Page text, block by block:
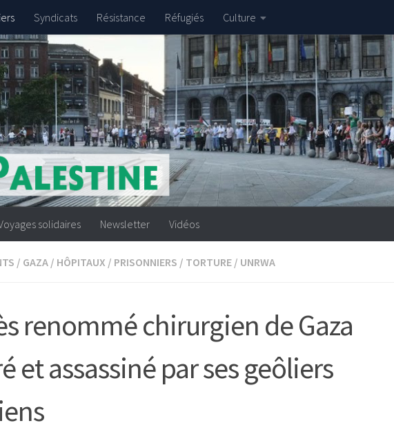
Syndicats Résistance Réfugiés Culture
solidaires Newsletter Vidéos
/ GAZA / HÔPITAUX / PRISONNIERS / TORTURE / UNRWA
renommé chirurgien de Gaza
et assassiné par ses geôliers